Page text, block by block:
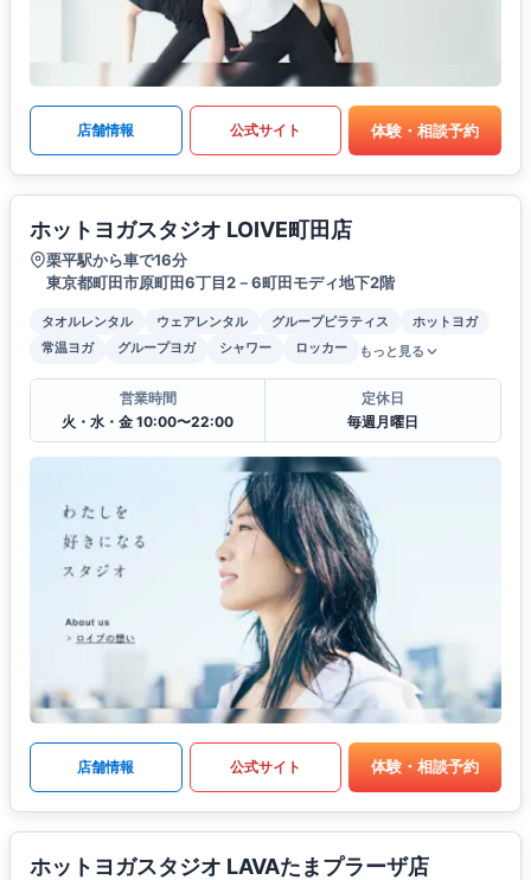
店舗情報 公式サイト 体験・相談予約
ホットヨガスタジオ LOIVE町田店
栗平駅から車で16分
東京都町田市原町田6丁目2－6町田モディ地下2階
タオルレンタル ウェアレンタル グループピラティス
ホットヨガ
常温ヨガ
グループヨガ シャワー ロッカー もっと見る
営業時間
火・水・金 10:00〜22:00
定休日
毎週月曜日
店舗情報 公式サイト 体験・相談予約
ホットヨガスタジオ LAVAたまプラーザ店